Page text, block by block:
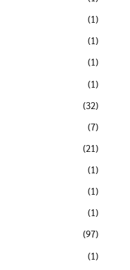
(1)
(1)
(1)
(1)
(32)
(7)
(21)
(1)
(1)
(1)
(97)
(1)